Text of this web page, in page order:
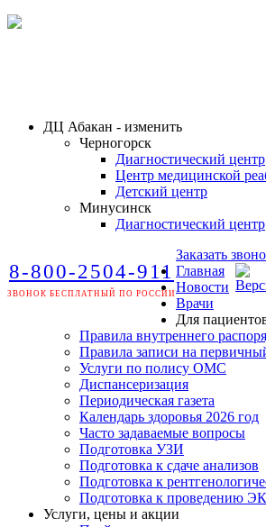
ДЦ Абакан - изменить
Черногорск
Диагностический центр
Центр медицинской
Детский центр
Минусинск
Диагностический центр
8-800-2504-911
ЗВОНОК БЕСПЛАТНЫЙ ПО РОССИИ
Заказать
Главная
Новости
Врачи
Для
Правила внутреннего
Правила записи на
Услуги по полису ОМС
Диспансеризация
Периодическая газета
Календарь здоровья 2026 год
Часто задаваемые вопросы
Подготовка УЗИ
Подготовка к сдаче анализов
Подготовка к
Подготовка к проведению
Услуги, цены и акции